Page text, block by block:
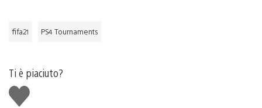
fifa21 PS4 Tournaments
Ti è piaciuto?
Mi
piace